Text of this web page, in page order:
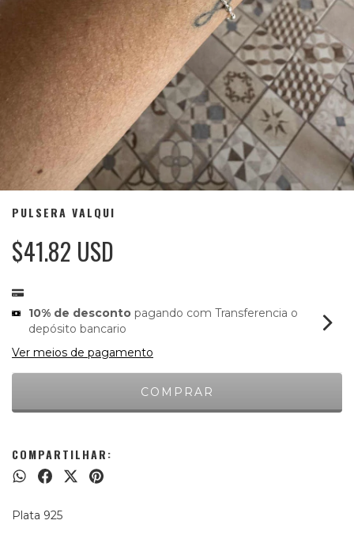
PULSERA VALQUI
$41.82 USD
10% de desconto pagando com Transferencia o
depósito bancario
Ver meios de pagamento
COMPARTILHAR:
Plata 925